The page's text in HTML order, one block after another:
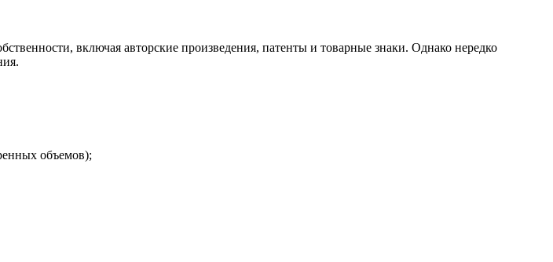
включая авторские произведения, патенты и товарные знаки. Однако нередко
объемов);